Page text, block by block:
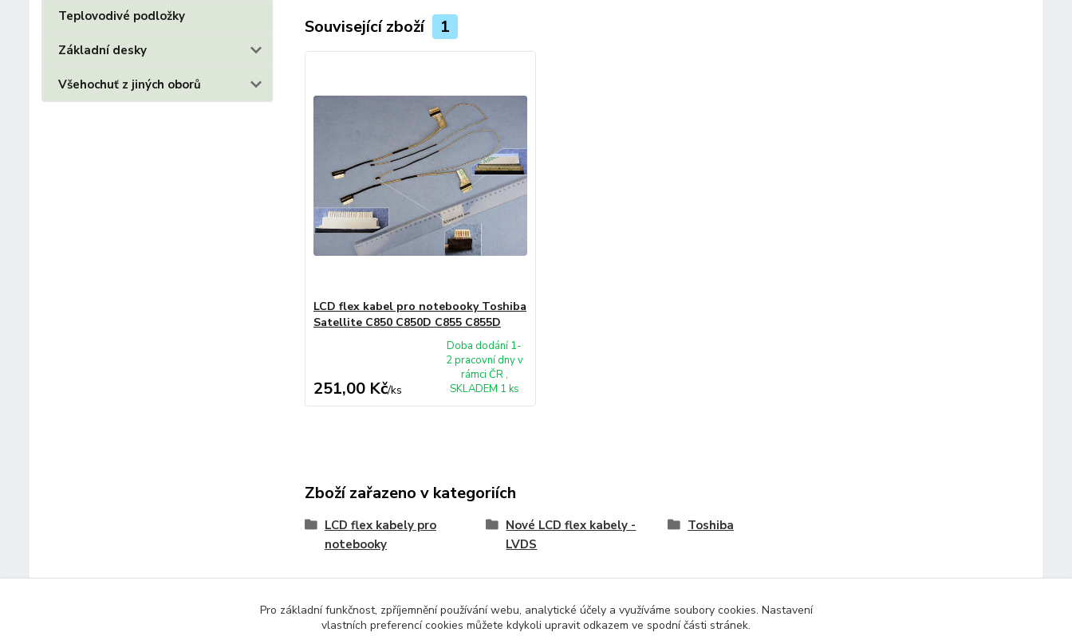
Teplovodivé podložky
Základní desky
Všehochuť z jiných oborů
Související zboží 1
LCD flex kabel pro notebooky Toshiba
Satellite C850 C850D C855 C855D
251,00 Kč/ks
Doba dodání 1-
2 pracovní dny v
rámci ČR ,
SKLADEM 1 ks
Zboží zařazeno v kategoriích
LCD flex kabely pro
notebooky
Nové LCD flex kabely -
LVDS
Toshiba
Pro základní funkčnost, zpříjemnění používání webu, analytické účely a využíváme soubory cookies. Nastavení
vlastních preferencí cookies můžete kdykoli upravit odkazem ve spodní části stránek.